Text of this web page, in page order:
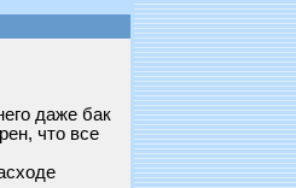
даже бак
что все